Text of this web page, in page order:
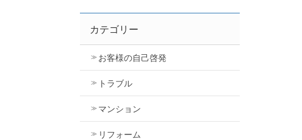
カテゴリー
お客様の自己啓発
トラブル
マンション
リフォーム